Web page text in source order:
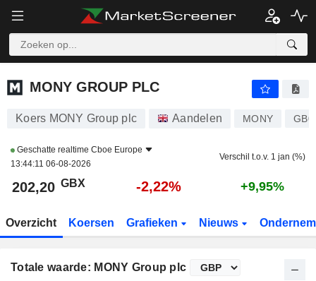
MONY GROUP PLC
MONY GROUP PLC
Koers MONY Group plc Aandelen MONY
Geschatte realtime Cboe Europe
13:44:11 06-08-2026
Verschil t.o.v. 1 jan (%)
202,20 GBX -2,22% +9,95%
Overzicht Koersen Grafieken Nieuws
Totale waarde: MONY Group plc